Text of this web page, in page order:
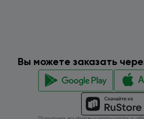
Вы можете заказать